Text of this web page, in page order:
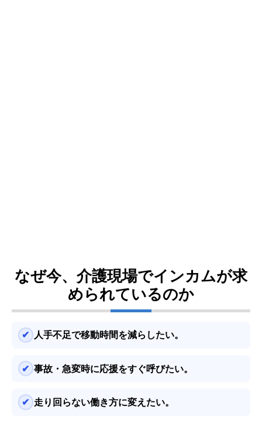
なぜ今、介護現場でインカムが求
められているのか
人手不足で移動時間を減らしたい。
事故・急変時に応援をすぐ呼びたい。
走り回らない働き方に変えたい。